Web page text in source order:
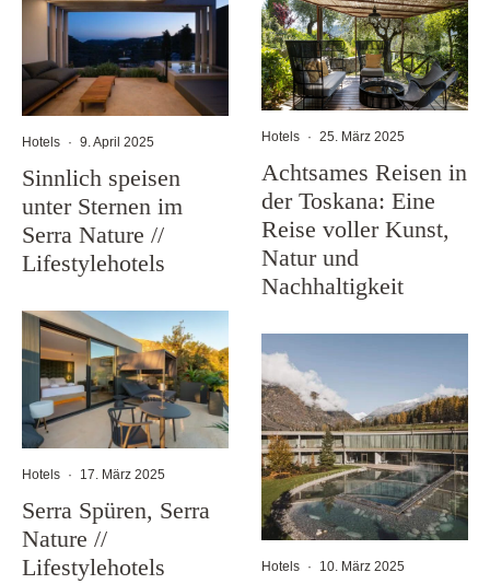
Hotels · 9. April 2025
Sinnlich speisen
unter Sternen im
Serra Nature //
Lifestylehotels
Hotels · 17. März 2025
Serra Spüren, Serra
Nature //
Lifestylehotels
Hotels · 25. März 2025
Achtsames Reisen in
der Toskana: Eine
Reise voller Kunst,
Natur und
Nachhaltigkeit
Hotels · 10. März 2025